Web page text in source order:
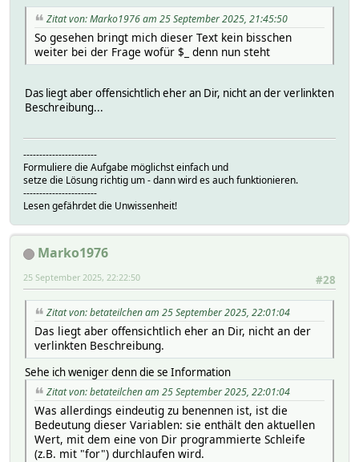
Zitat von: Marko1976 am 25 September 2025, 21:45:50
So gesehen bringt mich dieser Text kein bisschen
weiter bei der Frage wofür $_ denn nun steht
Das liegt aber offensichtlich eher an Dir, nicht an der verlinkten
Beschreibung...
-----------------------
Formuliere die Aufgabe möglichst einfach und
setze die Lösung richtig um - dann wird es auch funktionieren.
-----------------------
Lesen gefährdet die Unwissenheit!
Marko1976
#28
25 September 2025, 22:22:50
Zitat von: betateilchen am 25 September 2025, 22:01:04
Das liegt aber offensichtlich eher an Dir, nicht an der
verlinkten Beschreibung.
Sehe ich weniger denn die se Information
Zitat von: betateilchen am 25 September 2025, 22:01:04
Was allerdings eindeutig zu benennen ist, ist die
Bedeutung dieser Variablen: sie enthält den aktuellen
Wert, mit dem eine von Dir programmierte Schleife
(z.B. mit "for") durchlaufen wird.